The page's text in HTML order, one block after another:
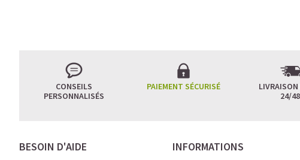
CONSEILS
PERSONNALISÉS
PAIEMENT SÉCURISÉ
LIVRAISON
24/
BESOIN D'AIDE INFORMATIONS